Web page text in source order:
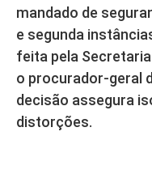
mandado de
e segunda
feita pela
o procurador-geral
decisão assegura
distorções.